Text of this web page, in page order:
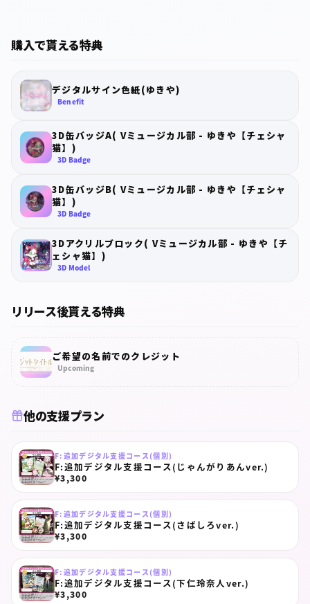
購入で貰える特典
デジタルサイン色紙(ゆきや)
Benefit
3D缶バッジA( Vミュージカル部 - ゆきや【チェシャ
猫】)
3D Badge
3D缶バッジB( Vミュージカル部 - ゆきや【チェシャ
猫】)
3D Badge
3Dアクリルブロック( Vミュージカル部 - ゆきや【チ
ェシャ猫】)
3D Model
リリース後貰える特典
ご希望の名前でのクレジット
Upcoming
他の支援プラン
F:追加デジタル支援コース(個別)
F:追加デジタル支援コース(じゃんがりあんver.)
¥3,300
F:追加デジタル支援コース(個別)
F:追加デジタル支援コース(さばしろver.)
¥3,300
F:追加デジタル支援コース(個別)
F:追加デジタル支援コース(下仁玲奈人ver.)
¥3,300